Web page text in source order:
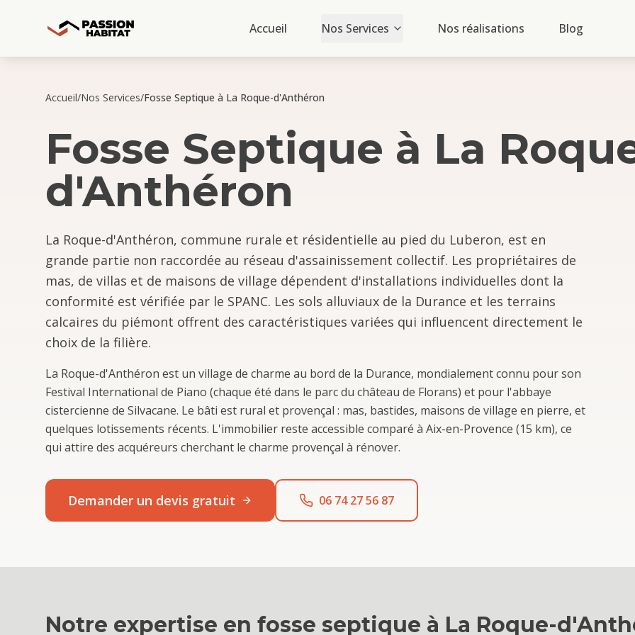
Accueil Nos Services Nos réalisations Blog
Accueil/Nos Services/Fosse Septique à La Roque-d'Anthéron
Fosse Septique à La
d'Anthéron
La Roque-d'Anthéron, commune rurale et résidentielle au pied du Luberon, est en
grande partie non raccordée au réseau d'assainissement collectif. Les propriétaires de
mas, de villas et de maisons de village dépendent d'installations individuelles dont la
conformité est vérifiée par le SPANC. Les sols alluviaux de la Durance et les terrains
calcaires du piémont offrent des caractéristiques variées qui influencent directement le
choix de la filière.
La Roque-d'Anthéron est un village de charme au bord de la Durance, mondialement connu pour son
Festival International de Piano (chaque été dans le parc du château de Florans) et pour l'abbaye
cistercienne de Silvacane. Le bâti est rural et provençal : mas, bastides, maisons de village en pierre, et
quelques lotissements récents. L'immobilier reste accessible comparé à Aix-en-Provence (15 km), ce
qui attire des acquéreurs cherchant le charme provençal à rénover.
Demander un devis gratuit 06 74 27 56 87
Notre expertise en fosse septique à La Roque-